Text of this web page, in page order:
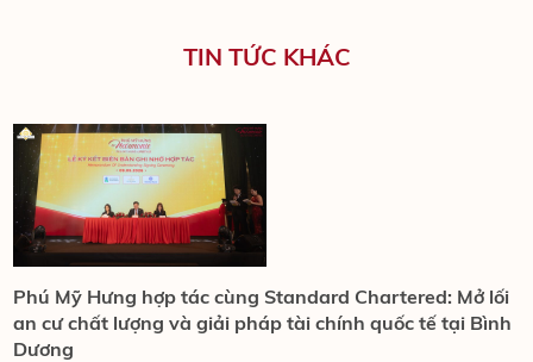
TIN TỨC KHÁC
Phú Mỹ Hưng hợp tác cùng Standard Chartered: Mở lối
an cư chất lượng và giải pháp tài chính quốc tế tại Bình
Dương